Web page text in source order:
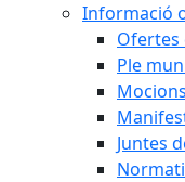
Informació
Ofertes
Ple
Mocions
Juntes